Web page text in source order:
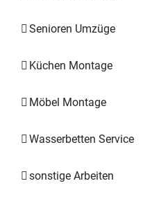
Senioren Umzüge
Küchen Montage
Möbel Montage
Wasserbetten Service
sonstige Arbeiten